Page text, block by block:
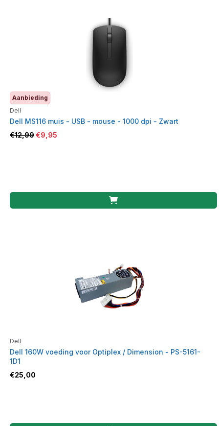
Aanbieding
Dell
Dell MS116 muis - USB - mouse - 1000 dpi - Zwart
€12,99€9,95
Dell
Dell 160W voeding voor Optiplex / Dimension - PS-5161-
1D1
€25,00